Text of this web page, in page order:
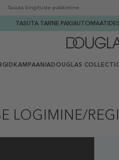
Tasuta kingituste pakkimine
TASUTA TARNE
KAMPAANIADOUGLAS
LOGIMINE/